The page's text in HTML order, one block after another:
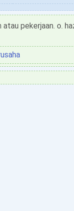
pekerjaan. o.